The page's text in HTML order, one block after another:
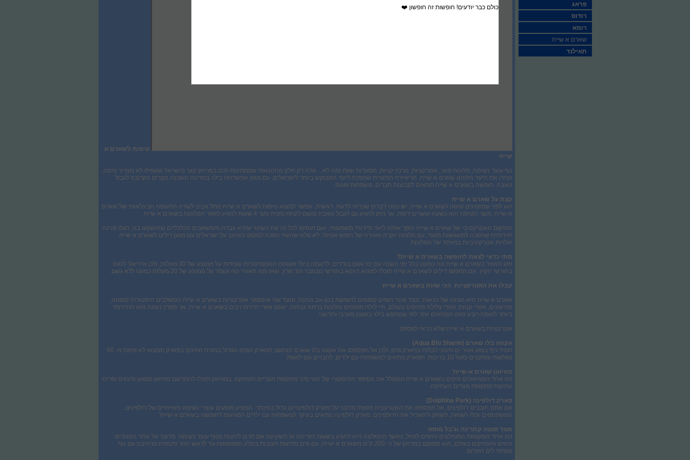
טיסות לשארם א
שייח
נוף עוצר נשימה, מלונות פאר, אטרקציות, מרכזי קניות, מסעדות שוות ומה לא... אלה רק חלק מההנאות שממתינות לכם במרחק קצר מישראל שאפילו לא מצריך טיסה.
הכירו את היעד הלוהט שארם א שייח, הריוויירה המצרית שהפכה ליעד המבוקש ביותר לישראלים, עם מגוון אפשרויות בילוי במדינה השכנה מצרים הקרובה לגבול
טאבה. חופשה בשארם א שייח תתאים לקבוצות חברים, משפחות וזוגות.
קצת על שארם א שייח
רגע לפני שמזמינים טיסה לשארם א שייח, יש כמה דברים שכדאי לדעת. ראשית, אפשר למצוא טיסות לשארם א שייח מתל אביב לשדה התעופה הבינלאומי של שארם
א-שייח. משך הטיסה הוא כשעה ועשרים דקות, אך ניתן להגיע גם לגבול טאבה ומשם לקחת מונית ותוך 4 שעות להגיע לאזור המלונות בשארם א שייח.
המיקום האטרקטיבי של שארם א שייח הופך אותה ליעד תיירותי משמעותי, ואם תוסיפו לכל זה את השינוי שהיא עברה והמשאבים הכלכליים שהושקעו בה, תגלו פנינה
תיירותית שהפכה למשגשגת מאוד, עם מלונות יוקרה ואווירה של חופש אמיתי. לא פלא שהעיר הפכה למקום האהוב על ישראלים עם מגוון דילים לשארם א שייח
ועלויות אטרקטיביות במיוחד של המלונות.
מתי כדאי לצאת לחופשה בשארם א שייח?
מזג האוויר בשארם א שייח נוח כמעט בכל ימי השנה עם ימי גשם בודדים, לדוגמה ביולי אוגוסט הטמפרטורות עומדות על ממוצע של 30 מעלות, ולכן אידיאלי לטוס
בחודשי הקיץ. אם תחפשו דילים לשארם א שייח תוכלו למצוא דווקא בחודשי נובמבר ועד מרץ, שאז מזג האוויר נוח ועומד על ממוצע של 20 מעלות כמעט ללא גשם.
קבלו את האטרקציות הכי שוות בשארם א שייח
שארם א שייח היא חגיגה של הנאות, מצד אחד חופים קסומים לחופשת בטן-אב מהנה, ומצד שני אינספור אטרקציות בשארם א שייח המשלבים היסטוריה קסומה,
מוזיאונים, אזורי קניות, אזורי צלילה מהיפים בעולם, חיי לילה תוססים ומלונות ברמה גבוהה. ישנם אזורי תיירות רבים בשארם א שייח, אך מפרץ נעמה הוא התיירותי
ביותר לעומת רובע סוהו המתאים יותר למי שמחפש בילוי בסגנון מערבי וחדשני.
אטרקציות בשארם א שייח שלא כדאי לפספס
אקווה בלו שארם (Aqua Blu Sharm
)
תמיד כיף במזג אוויר ים תיכוני לבלות בפארק מים, ולכן אל תפספסו את אקווה בלו שארם הנחשב לפארק המים הגדול במזרח התיכון! בפארק תמצאו לא פחות מ- 60
מגלשות ומתקנים ומעל 10 בריכות. הפארק מתאים למשפחות עם ילדים, לחברים וגם לזוגות.
מוזיאון שארם א-שייח'
זהו אחד המוזיאונים היפים בשארם א שייח המגולל את הסיפור ההיסטורי של האי סיני מתקופת מצריים העתיקה. במוזיאון תוכלו להתרשם מוזיאון ממגוון מיצגים ופריטי
עתיקות מתקופת מצרים העתיקה.
פארק דולפינה (Dolphina Park
)
אם אתם חובבים דולפינים, אל תפספסו את האטרקציה הזאת! מדובר על פארק דולפינריום גדול במיוחד המציע מופעים עוצרי נשימה וחווייתיים של דולפינים.
המשתתפים יוכלו לשחות, לשחק ולהאכיל את הדולפינים. פארק דולפינה מתאים בעיקר למשפחות עם ילדים המגיעות לחופשה בשארם א-שייח'.
מנזר סנטה קתרינה וג'בל מוסא
זהו אחד המקומות המומלצים והיפים לטיול, כאשר ההמלצה היא להגיע בשעות הזריחה או השקיעה אם תרצו ליהנות מנוף עוצר נשימה. מדובר על אחד המנזרים
היפים והעתיקים בעולם, הוא ממוקם במרחק של כ- 200 ק"מ משארם א-שייח, עם גרם מדרגות חצובות בסלע המטפסות עד לראש ההר ותצפית מרהיבה עם נוף
פנורמי לים האדום.
פראג
רודוס
רומא
שארם א שייח
תאילנד
כולם כבר יודעים! חופשות זה חופשון ❤️